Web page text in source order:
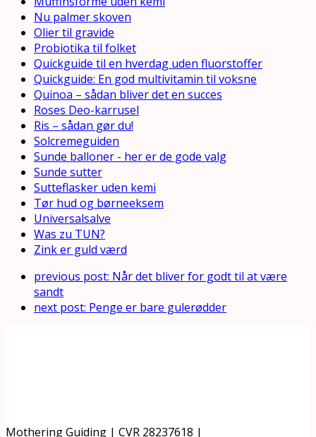
Nu palmer skoven
Olier til gravide
Probiotika til folket
Quickguide til en hverdag uden fluorstoffer
Quickguide: En god multivitamin til voksne
Quinoa – sådan bliver det en succes
Roses Deo-karrusel
Ris – sådan gør du!
Solcremeguiden
Sunde balloner - her er de gode valg
Sunde sutter
Sutteflasker uden kemi
Tør hud og børneeksem
Universalsalve
Was zu TUN?
Zink er guld værd
previous post: Når det bliver for godt til at være
sandt
next post: Penge er bare gulerødder
Mothering Guiding | CVR 28237618 |